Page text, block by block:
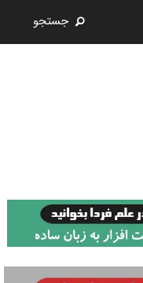
جستجو